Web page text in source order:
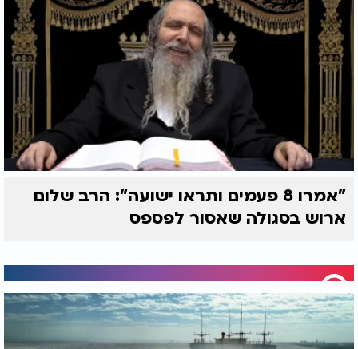
"אמרו 8 פעמים ותראו ישועה": הרב שלום
ארוש בסגולה שאסור לפספס